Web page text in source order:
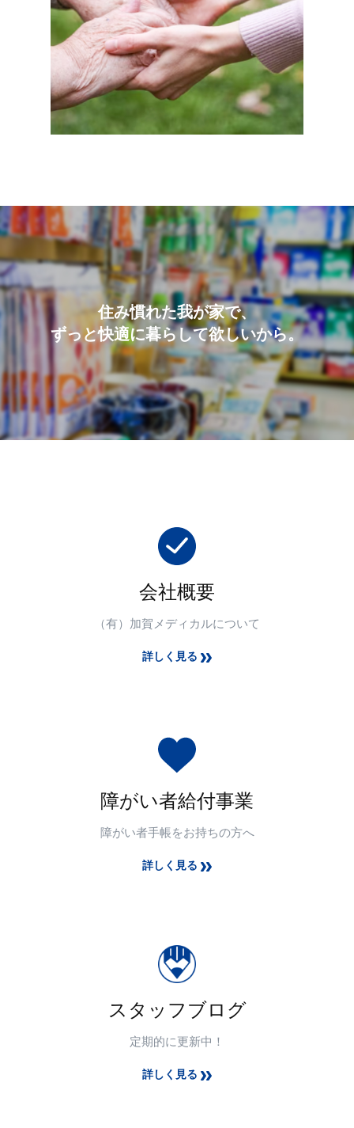
住み慣れた我が家で、
ずっと快適に暮らして欲しいから。
会社概要
（有）加賀メディカルについて
詳しく見る
障がい者給付事業
障がい者手帳をお持ちの方へ
詳しく見る
スタッフブログ
定期的に更新中！
詳しく見る